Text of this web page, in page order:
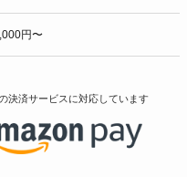
円〜
決済サービスに対応しています